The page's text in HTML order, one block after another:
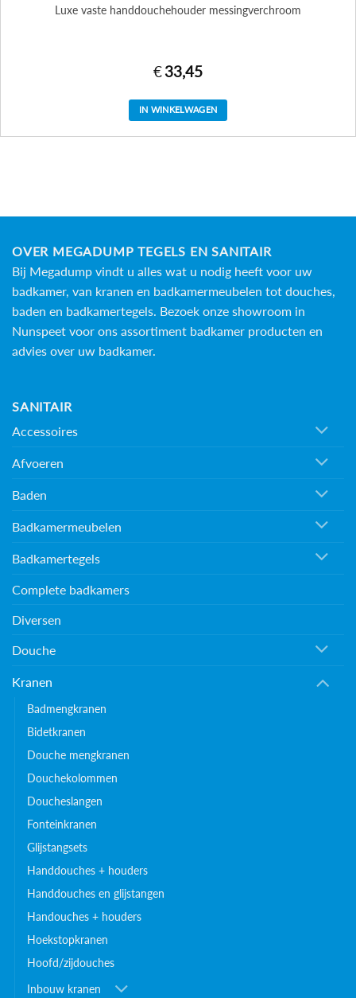
Luxe vaste handdouchehouder messingverchroom
€33,45
IN WINKELWAGEN
OVER MEGADUMP TEGELS EN SANITAIR
Bij Megadump vindt u alles wat u nodig heeft voor uw
badkamer, van kranen en badkamermeubelen tot douches,
baden en badkamertegels . Bezoek onze showroom in
Nunspeet voor ons assortiment badkamer producten en
advies over uw badkamer.
SANITAIR
Accessoires
Afvoeren
Baden
Badkamermeubelen
Badkamertegels
Complete badkamers
Diversen
Douche
Kranen
Badmengkranen
Bidetkranen
Douche mengkranen
Douchekolommen
Doucheslangen
Fonteinkranen
Glijstangsets
Handdouches + houders
Handdouches en glijstangen
Handouches + houders
Hoekstopkranen
Hoofd/zijdouches
Inbouw kranen